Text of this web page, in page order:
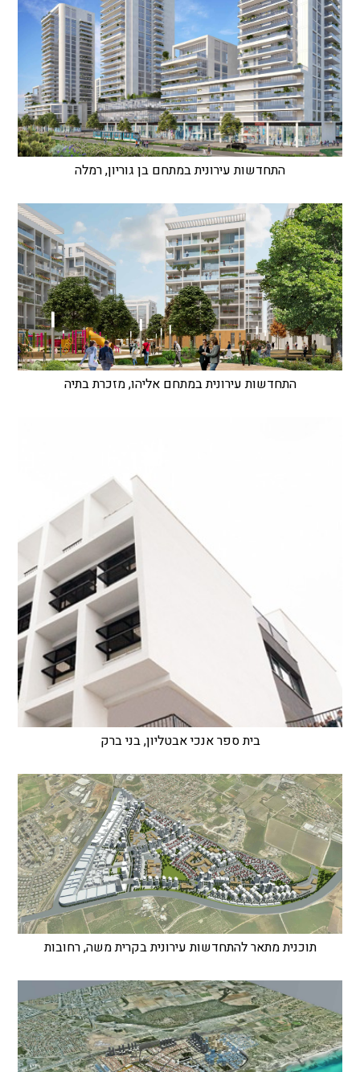
התחדשות עירונית במתחם בן גוריון, רמלה
התחדשות עירונית במתחם אליהו, מזכרת בתיה
בית ספר אנכי אבטליון, בני ברק
תוכנית מתאר להתחדשות עירונית בקרית משה, רחובות